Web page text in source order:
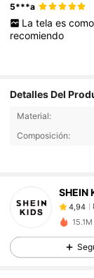
5***a
La tela es como
recomiendo
Detalles Del
Material:
Composición:
SHEIN
4,94
c***6
4,94